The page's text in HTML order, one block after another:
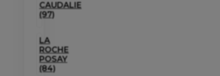
CAUDALIE
(97)
LA
ROCHE
POSAY
(84)